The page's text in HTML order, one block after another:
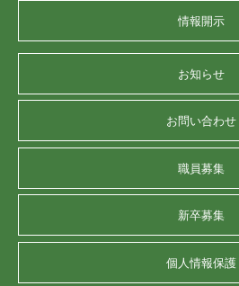
情報開示
お知らせ
お問い合わせ
職員募集
新卒募集
個人情報保護